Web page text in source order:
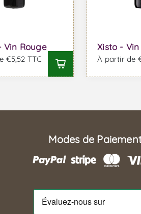
Vin Rouge
€5,52 TTC
Xisto -
À partir de
Modes de